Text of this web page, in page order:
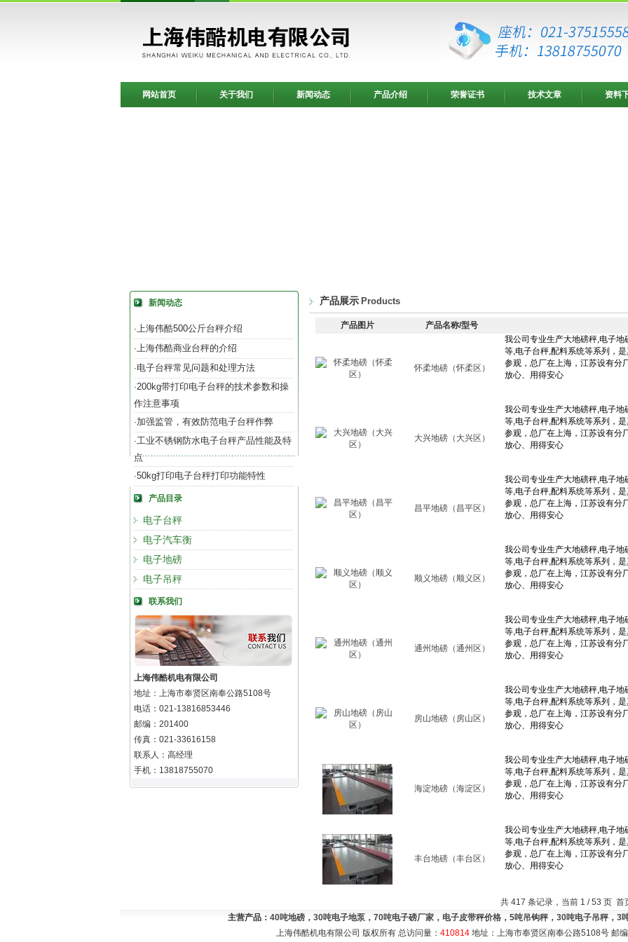
网站首页 关于我们 新闻动态 产品介绍 荣誉证书 技术文章 资料
新闻动态
·上海伟酷500公斤台秤介绍
·上海伟酷商业台秤的介绍
·电子台秤常见问题和处理方法
·200kg带打印电子台秤的技术参数和操
作注意事项
·加强监管，有效防范电子台秤作弊
·工业不锈钢防水电子台秤产品性能及特
点
·50kg打印电子台秤打印功能特性
产品目录
电子台秤
电子汽车衡
电子地磅
电子吊秤
联系我们
上海伟酷机电有限公司
地址：上海市奉贤区南奉公路5108号
电话：021-13816853446
邮编：201400
传真：021-33616158
联系人：高经理
手机：13818755070
产品展示 Products
产品图片 产品名称/型号
怀柔地磅（怀柔区）
大兴地磅（大兴区）
昌平地磅（昌平区）
顺义地磅（顺义区）
通州地磅（通州区）
房山地磅（房山区）
海淀地磅（海淀区）
丰台地磅（丰台区）
共 417 条记录，当前 1 / 53 页
主营产品： 40吨地磅，30吨电子地泵，70吨电子磅厂家，电子皮带秤价格，5吨吊钩秤，30吨电子吊秤，3
上海伟酷机电有限公司 版权所有 总访问量： 410814 地址：上海市奉贤区南奉公路5108号 邮